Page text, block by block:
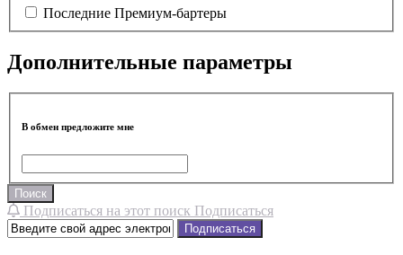
Последние Премиум-бартеры
Дополнительные параметры
В обмен предложите мне
Поиск
Подписаться на этот поиск Подписаться
Подписаться